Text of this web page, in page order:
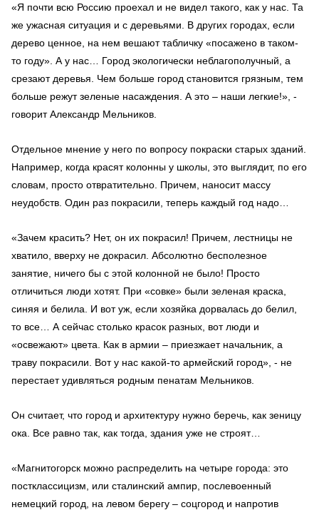
«Я почти всю Россию проехал и не видел такого, как у нас. Та
же ужасная ситуация и с деревьями. В других городах, если
дерево ценное, на нем вешают табличку «посажено в таком-
то году». А у нас… Город экологически неблагополучный, а
срезают деревья. Чем больше город становится грязным, тем
больше режут зеленые насаждения. А это – наши легкие!», -
говорит Александр Мельников.
Отдельное мнение у него по вопросу покраски старых зданий.
Например, когда красят колонны у школы, это выглядит, по его
словам, просто отвратительно. Причем, наносит массу
неудобств. Один раз покрасили, теперь каждый год надо…
«Зачем красить? Нет, он их покрасил! Причем, лестницы не
хватило, вверху не докрасил. Абсолютно бесполезное
занятие, ничего бы с этой колонной не было! Просто
отличиться люди хотят. При «совке» были зеленая краска,
синяя и белила. И вот уж, если хозяйка дорвалась до белил,
то все… А сейчас столько красок разных, вот люди и
«освежают» цвета. Как в армии – приезжает начальник, а
траву покрасили. Вот у нас какой-то армейский город», - не
перестает удивляться родным пенатам Мельников.
Он считает, что город и архитектуру нужно беречь, как зеницу
ока. Все равно так, как тогда, здания уже не строят…
«Магнитогорск можно распределить на четыре города: это
постклассицизм, или сталинский ампир, послевоенный
немецкий город, на левом берегу – соцгород и напротив